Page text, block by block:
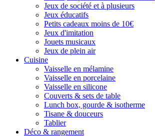
Jeux de société et à plusieurs
Jeux éducatifs
Petits cadeaux moins de 10€
Jeux d'imitation
Jouets musicaux
Jeux de plein air
Cuisine
Vaisselle en mélamine
Vaisselle en porcelaine
Vaisselle en silicone
Couverts & sets de table
Lunch box, gourde & isotherme
Tisane & douceurs
Tablier
Déco & rangement